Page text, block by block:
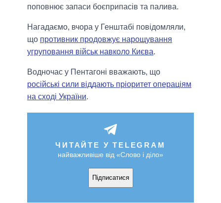
поповнює запаси боєприпасів та палива.
Нагадаємо, вчора у Генштабі повідомляли,
що противник продовжує нарощування
угруповання військ навколо Києва.
Водночас у Пентагоні вважають, що
російські сили віддають пріоритет операціям
на сході України.
ЧИТАЙТЕ У TELEGRAM
найважливіше від «Слово і діло»
Підписатися